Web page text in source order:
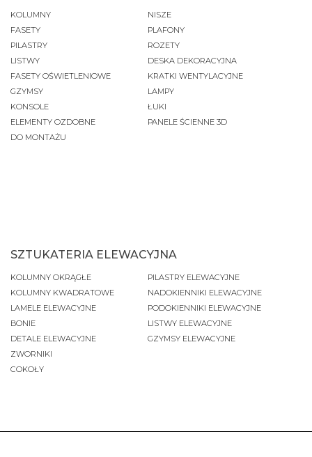
KOLUMNY
FASETY
PILASTRY
LISTWY
FASETY OŚWIETLENIOWE
GZYMSY
KONSOLE
ELEMENTY OZDOBNE
DO MONTAŻU
NISZE
PLAFONY
ROZETY
DESKA DEKORACYJNA
KRATKI WENTYLACYJNE
LAMPY
ŁUKI
PANELE ŚCIENNE 3D
SZTUKATERIA ELEWACYJNA
KOLUMNY OKRĄGŁE
KOLUMNY KWADRATOWE
LAMELE ELEWACYJNE
BONIE
DETALE ELEWACYJNE
ZWORNIKI
COKOŁY
PILASTRY ELEWACYJNE
NADOKIENNIKI ELEWACYJNE
PODOKIENNIKI ELEWACYJNE
LISTWY ELEWACYJNE
GZYMSY ELEWACYJNE